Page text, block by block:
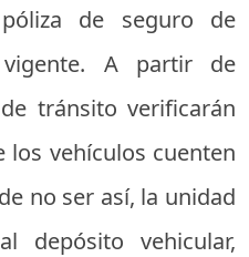
de seguro de
vigente. A partir de
tránsito verificarán
vehículos cuenten
no ser así, la unidad
depósito vehicular,